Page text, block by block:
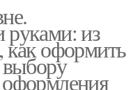
руками: из
как оформить